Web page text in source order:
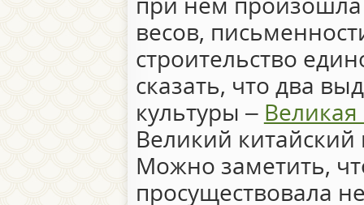
весов,
строительство
сказать, что два
культуры – Великая
Великий китайский
Можно заметить,
просуществовала